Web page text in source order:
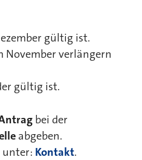
gültig ist.
November verlängern
gültig ist.
bei der
abgeben.
unter: Kontakt.